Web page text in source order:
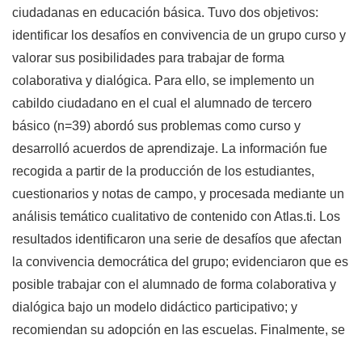
ciudadanas en educación básica. Tuvo dos objetivos:
identificar los desafíos en convivencia de un grupo curso y
valorar sus posibilidades para trabajar de forma
colaborativa y dialógica. Para ello, se implemento un
cabildo ciudadano en el cual el alumnado de tercero
básico (n=39) abordó sus problemas como curso y
desarrolló acuerdos de aprendizaje. La información fue
recogida a partir de la producción de los estudiantes,
cuestionarios y notas de campo, y procesada mediante un
análisis temático cualitativo de contenido con Atlas.ti. Los
resultados identificaron una serie de desafíos que afectan
la convivencia democrática del grupo; evidenciaron que es
posible trabajar con el alumnado de forma colaborativa y
dialógica bajo un modelo didáctico participativo; y
recomiendan su adopción en las escuelas. Finalmente, se